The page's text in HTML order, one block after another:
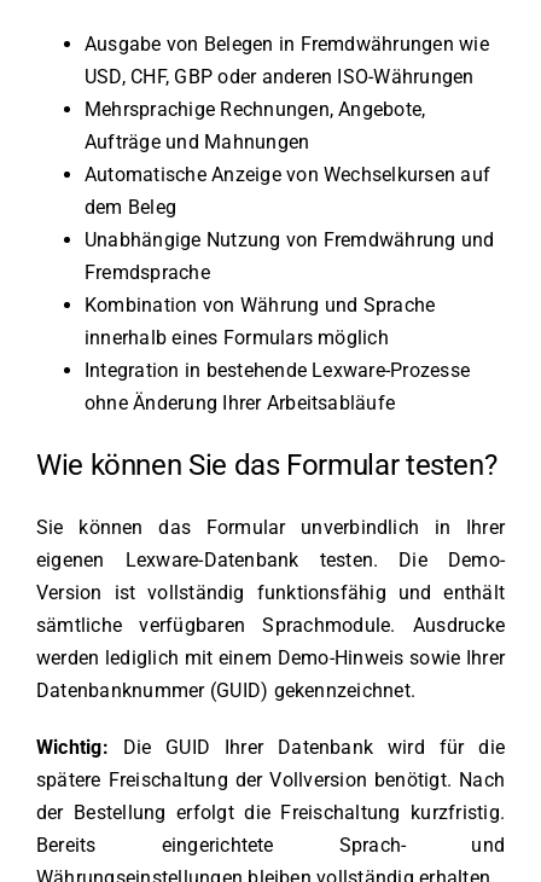
Ausgabe von Belegen in Fremdwährungen wie
USD, CHF, GBP oder anderen ISO-Währungen
Mehrsprachige Rechnungen, Angebote,
Aufträge und Mahnungen
Automatische Anzeige von Wechselkursen auf
dem Beleg
Unabhängige Nutzung von Fremdwährung und
Fremdsprache
Kombination von Währung und Sprache
innerhalb eines Formulars möglich
Integration in bestehende Lexware-Prozesse
ohne Änderung Ihrer Arbeitsabläufe
Wie können Sie das Formular testen?
Sie können das Formular unverbindlich in Ihrer
eigenen Lexware-Datenbank testen. Die Demo-
Version ist vollständig funktionsfähig und enthält
sämtliche verfügbaren Sprachmodule. Ausdrucke
werden lediglich mit einem Demo-Hinweis sowie Ihrer
Datenbanknummer (GUID) gekennzeichnet.
Wichtig: Die GUID Ihrer Datenbank wird für die
spätere Freischaltung der Vollversion benötigt. Nach
der Bestellung erfolgt die Freischaltung kurzfristig.
Bereits eingerichtete Sprach- und